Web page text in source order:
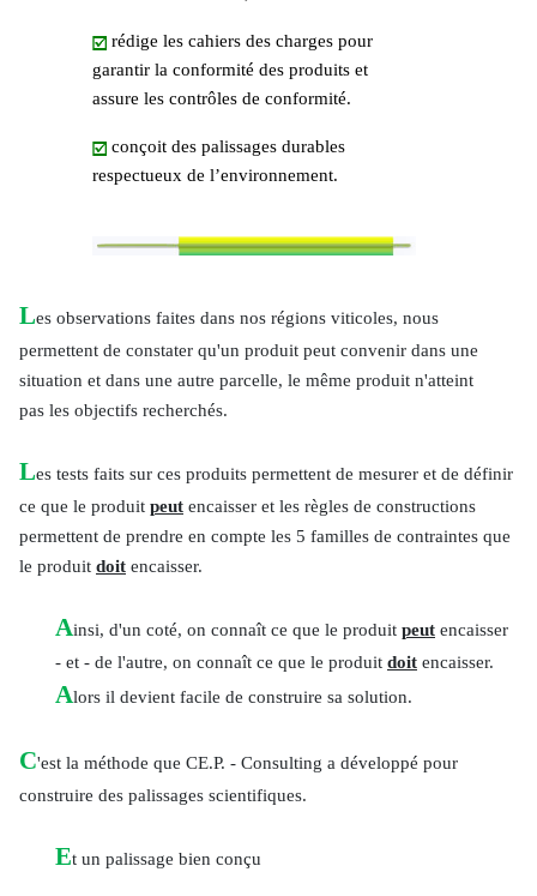
rédige les cahiers des charges pour
garantir la conformité des produits et
assure les contrôles de conformité.
conçoit des palissages durables
respectueux de l’environnement.
Les observations faites dans nos régions viticoles, nous
permettent de constater qu'un produit peut convenir dans une
situation et dans une autre parcelle, le même produit n'atteint
pas les objectifs recherchés.
Les tests faits sur ces produits permettent de mesurer et de définir
ce que le produit peut encaisser et les règles de constructions
permettent de prendre en compte les 5 familles de contraintes que
le produit doit encaisser.
Ainsi, d'un coté, on connaît ce que le produit peut encaisser
- et - de l'autre, on connaît ce que le produit doit encaisser.
Alors il devient facile de construire sa solution.
C'est la méthode que CE.P. - Consulting a développé pour
construire des palissages scientifiques.
Et un palissage bien conçu